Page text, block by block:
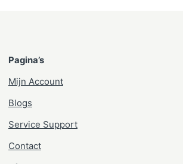
Pagina’s
Mijn Account
Blogs
Service Support
Contact